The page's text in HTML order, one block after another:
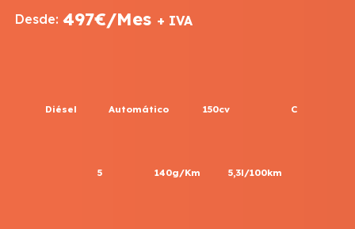
Desde: 497€/Mes + IVA
Diésel Automático 150cv C
5 140g/Km 5,3l/100km